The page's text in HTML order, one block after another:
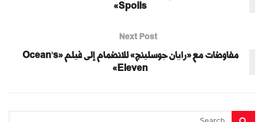
Spoils»
Next Post
مفاوضات مع «رايان جوسلينج» للانضمام إلى فيلم «Ocean’s
Eleven»